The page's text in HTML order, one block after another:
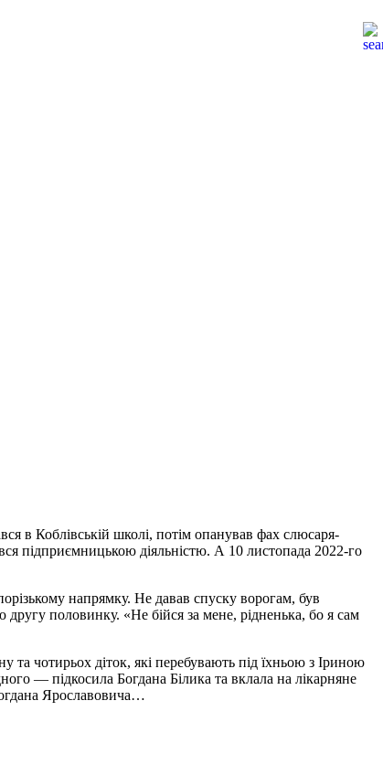
в Коблівській школі, потім опанував фах слюсаря-
підприємницькою діяльністю. А 10 листопада 2022-го
напрямку. Не давав спуску ворогам, був
половинку. «Не бійся за мене, рідненька, бо я сам
чотирьох діток, які перебувають під їхньою з Іриною
— підкосила Богдана Білика та вклала на лікарняне
Ярославовича…